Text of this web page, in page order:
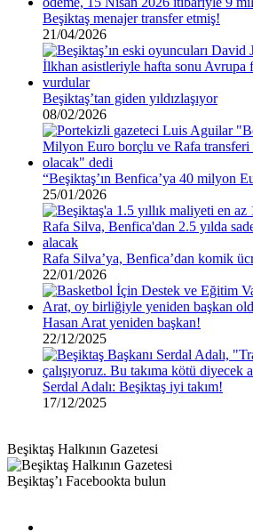
Beşiktaş menajer transfer etmiş!
21/04/2026
Beşiktaş’tan giden yıldızlaşıyor
08/02/2026
“Beşiktaş’ın Benfica’ya 40 milyon
25/01/2026
Rafa Silva’ya, Benfica’dan komik
22/01/2026
Hasan Arat yeniden başkan!
22/12/2025
Serdal Adalı: Beşiktaş iyi takım!
17/12/2025
Beşiktaş Halkının Gazetesi
Beşiktaş’ı Facebookta bulun